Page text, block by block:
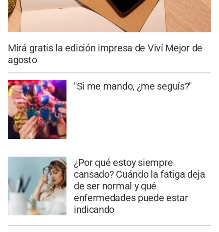
Mirá gratis la edición impresa de Viví Mejor de
agosto
"Si me mando, ¿me seguís?"
¿Por qué estoy siempre
cansado? Cuándo la fatiga deja
de ser normal y qué
enfermedades puede estar
indicando